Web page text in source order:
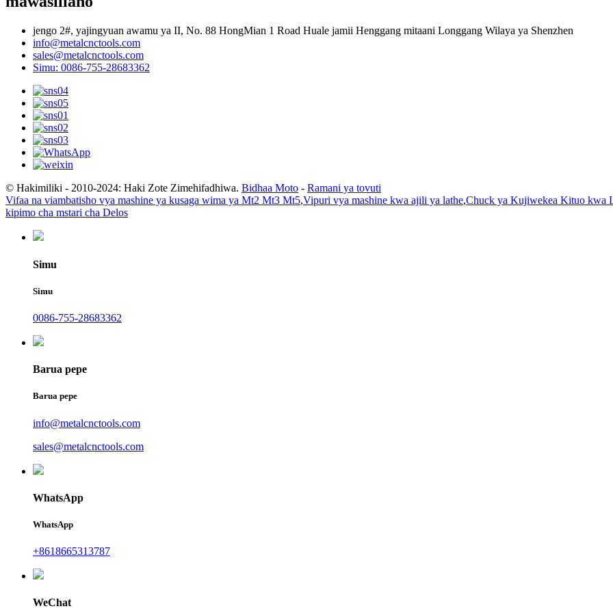
jengo 2#, yajingyuan awamu ya II, No. 88 HongMian 1 Road Huale jamii Henggang mitaani Longgang Wilaya ya Shenzhen
info@metalcnctools.com
sales@metalcnctools.com
Simu: 0086-755-28683362
© Hakimiliki - 2010-2024: Haki Zote Zimehifadhiwa. Bidhaa Moto - Ramani ya tovuti
Vifaa na viambatisho vya mashine ya kusaga wima ya Mt2 Mt3 Mt5,Vipuri vya mashine kwa ajili ya lathe,Chuck ya Kujiwekea Kituo kwa
kipimo cha mstari cha Delos
Simu
Simu
0086-755-28683362
Barua pepe
Barua pepe
info@metalcnctools.com
sales@metalcnctools.com
WhatsApp
WhatsApp
+8618665313787
WeChat